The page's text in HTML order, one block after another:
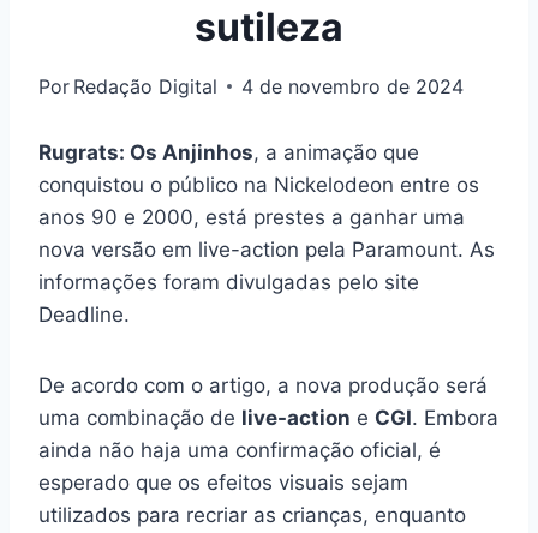
sutileza
Por Redação Digital 4 de novembro de 2024
Rugrats: Os Anjinhos, a animação que
conquistou o público na Nickelodeon entre os
anos 90 e 2000, está prestes a ganhar uma
nova versão em live-action pela Paramount. As
informações foram divulgadas pelo site
Deadline.
De acordo com o artigo, a nova produção será
uma combinação de live-action e CGI. Embora
ainda não haja uma confirmação oficial, é
esperado que os efeitos visuais sejam
utilizados para recriar as crianças, enquanto